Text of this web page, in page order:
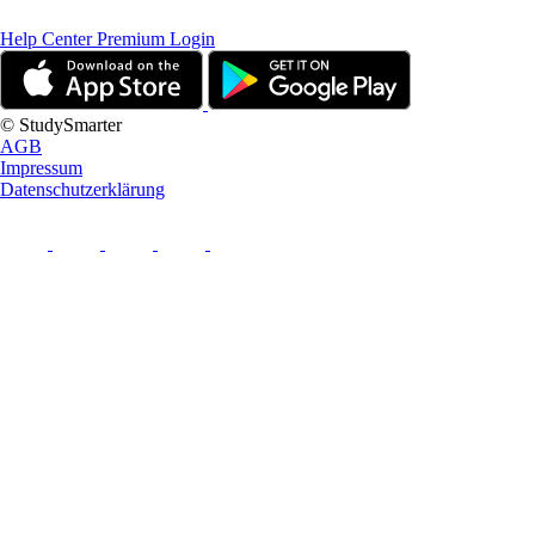
Help CenterPremium Login
© StudySmarter
AGB
Impressum
Datenschutzerklärung